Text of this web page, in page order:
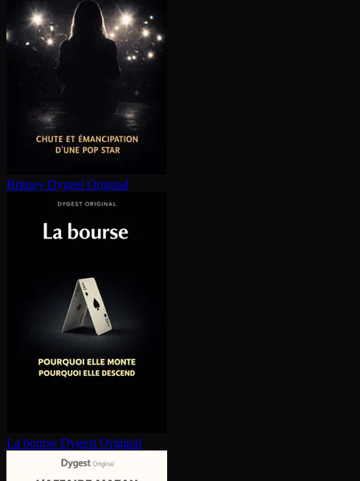
Britney Dygest Original
La bourse Dygest Original